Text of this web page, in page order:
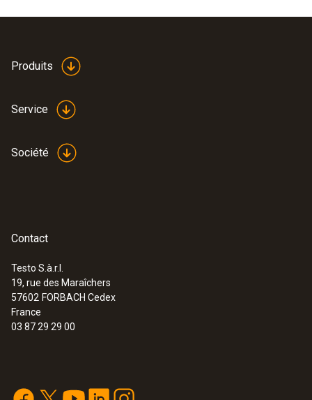
:0572 2165
filaire (numérique)
Produits
Service
Société
Contact
Testo S.à.r.l.
19, rue des Maraîchers
57602 FORBACH Cedex
France
03 87 29 29 00